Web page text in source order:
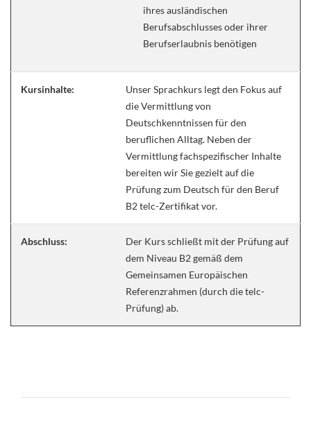
ihres ausländischen
Berufsabschlusses oder ihrer
Berufserlaubnis benötigen
Kursinhalte:
Unser Sprachkurs legt den Fokus auf
die Vermittlung von
Deutschkenntnissen für den
beruflichen Alltag. Neben der
Vermittlung fachspezifischer Inhalte
bereiten wir Sie gezielt auf die
Prüfung zum Deutsch für den Beruf
B2 telc-Zertifikat vor.
Abschluss:
Der Kurs schließt mit der Prüfung auf
dem Niveau B2 gemäß dem
Gemeinsamen Europäischen
Referenzrahmen (durch die telc-
Prüfung) ab.